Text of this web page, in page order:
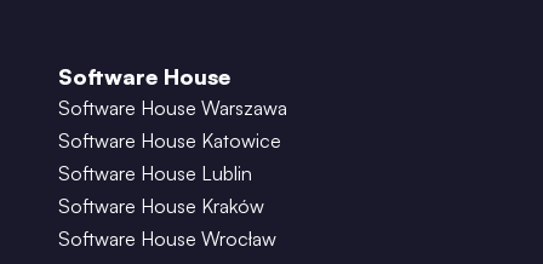
Software House
Software House Warszawa
Software House Katowice
Software House Lublin
Software House Kraków
Software House Wrocław